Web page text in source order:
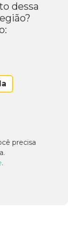
dessa
precisa
.